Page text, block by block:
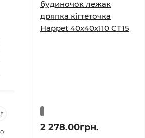
0
будиночок лежак
дряпка кігтеточка
Happet 40х40х110 CT15
2 278.00грн.